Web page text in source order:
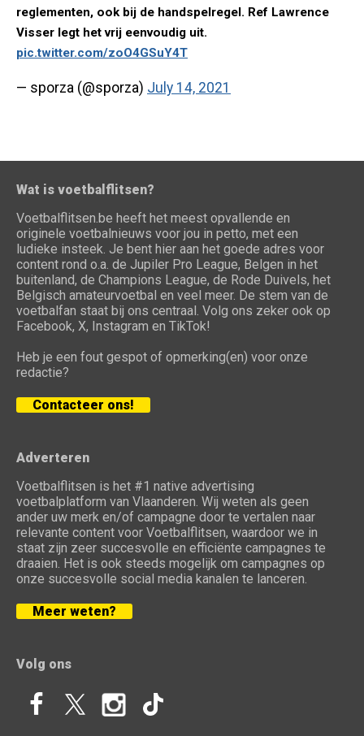
reglementen, ook bij de handspelregel. Ref Lawrence
Visser legt het vrij eenvoudig uit.
pic.twitter.com/zoO4GSuY4T
— sporza (@sporza) July 14, 2021
Wat is voetbalflitsen?
Voetbalflitsen.be heeft het meest opvallende en
originele voetbalnieuws voor jou in petto, met een
ludieke insteek. Je bent hier aan het goede adres voor
content rond o.a. de Jupiler Pro League, Belgen in het
buitenland, de Champions League, de Rode Duivels, het
Belgisch amateurvoetbal en veel meer. De stem van de
voetbalfan staat bij ons centraal. Volg ons zeker ook op
Facebook, X, Instagram en TikTok!
Heb je een fout gespot of opmerking(en) voor onze
redactie?
Contacteer ons!
Adverteren
Voetbalflitsen is het #1 native advertising
voetbalplatform van Vlaanderen. Wij weten als geen
ander uw merk en/of campagne door te vertalen naar
relevante content voor Voetbalflitsen, waardoor we in
staat zijn zeer succesvolle en efficiënte campagnes te
draaien. Het is ook steeds mogelijk om campagnes op
onze succesvolle social media kanalen te lanceren.
Meer weten?
Volg ons